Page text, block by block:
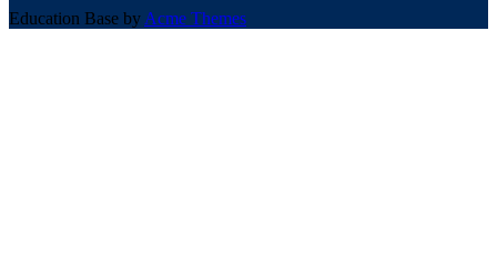
Education Base by Acme Themes